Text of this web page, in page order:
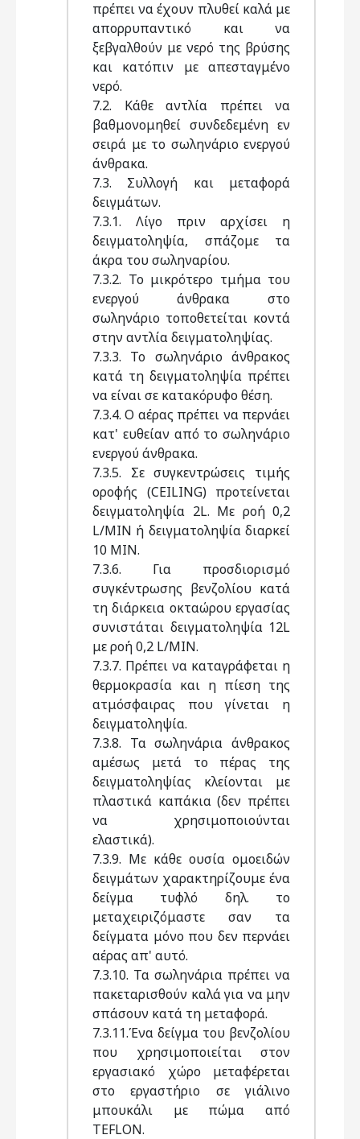
πρέπει να έχουν πλυθεί καλά με
απορρυπαντικό και να
ξεβγαλθούν με νερό της βρύσης
και κατόπιν με απεσταγμένο
νερό.
7.2. Κάθε αντλία πρέπει να
βαθμονομηθεί συνδεδεμένη εν
σειρά με το σωληνάριο ενεργού
άνθρακα.
7.3. Συλλογή και μεταφορά
δειγμάτων.
7.3.1. Λίγο πριν αρχίσει η
δειγματοληψία, σπάζομε τα
άκρα του σωληναρίου.
7.3.2. Το μικρότερο τμήμα του
ενεργού άνθρακα στο
σωληνάριο τοποθετείται κοντά
στην αντλία δειγματοληψίας.
7.3.3. Το σωληνάριο άνθρακος
κατά τη δειγματοληψία πρέπει
να είναι σε κατακόρυφο θέση.
7.3.4. Ο αέρας πρέπει να περνάει
κατ' ευθείαν από το σωληνάριο
ενεργού άνθρακα.
7.3.5. Σε συγκεντρώσεις τιμής
οροφής (CEILING) προτείνεται
δειγματοληψία 2L. Με ροή 0,2
L/MIN ή δειγματοληψία διαρκεί
10 ΜΙΝ.
7.3.6. Για προσδιορισμό
συγκέντρωσης βενζολίου κατά
τη διάρκεια οκταώρου εργασίας
συνιστάται δειγματοληψία 12L
με ροή 0,2 L/MIN.
7.3.7. Πρέπει να καταγράφεται η
θερμοκρασία και η πίεση της
ατμόσφαιρας που γίνεται η
δειγματοληψία.
7.3.8. Τα σωληνάρια άνθρακος
αμέσως μετά το πέρας της
δειγματοληψίας κλείονται με
πλαστικά καπάκια (δεν πρέπει
να χρησιμοποιούνται
ελαστικά).
7.3.9. Με κάθε ουσία ομοειδών
δειγμάτων χαρακτηρίζουμε ένα
δείγμα τυφλό δηλ. το
μεταχειριζόμαστε σαν τα
δείγματα μόνο που δεν περνάει
αέρας απ' αυτό.
7.3.10. Τα σωληνάρια πρέπει να
πακεταρισθούν καλά για να μην
σπάσουν κατά τη μεταφορά.
7.3.11.Ένα δείγμα του βενζολίου
που χρησιμοποιείται στον
εργασιακό χώρο μεταφέρεται
στο εργαστήριο σε γιάλινο
μπουκάλι με πώμα από
TEFLON.